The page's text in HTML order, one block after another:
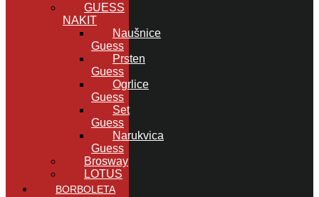
GUESS
NAKIT
Naušnice
Guess
Prsten
Guess
Ogrlice
Guess
Set
Guess
Narukvica
Guess
Brosway
LOTUS
BORBOLETA